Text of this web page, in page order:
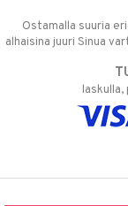
Ostamalla suuria
alhaisina juuri Sinua